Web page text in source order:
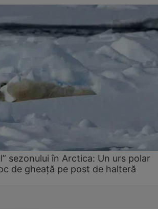
sezonului în Arctica: Un urs polar
de gheață pe post de halteră